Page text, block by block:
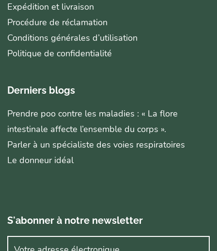
Expédition et livraison
Procédure de réclamation
Conditions générales d’utilisation
Politique de confidentialité
Derniers blogs
Prendre poo contre les maladies : « La flore
intestinale affecte l’ensemble du corps ».
Parler à un spécialiste des voies respiratoires
Le donneur idéal
S'abonner à notre newsletter